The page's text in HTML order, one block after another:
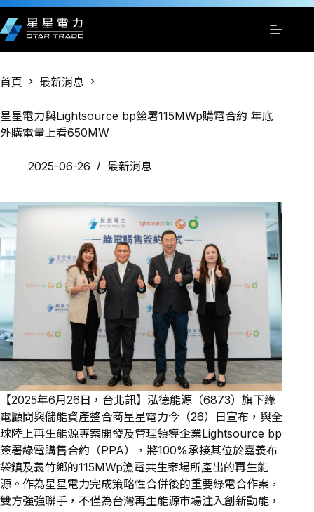
跳
至
主
內
首頁 最新消息
星星電力與Lightsource bp簽署115MWp購電合約 年底
外購電量上看650MW
2025-06-26 最新消息
【2025年6月26日，台北訊】泓德能源（6873）旗下綠
電顧問與儲能資產整合商星星電力今（26）日宣布，與全
球陸上再生能源專案開發及管理領導企業Lightsource bp
簽署綠電購售合約（PPA），將100%承接其位於嘉義布
袋鎮及義竹鄉的115MWp漁電共生案場所產出的再生能
源。作為星星電力完成策略性合併後的重要綠電合作案，
雙方強強聯手，不僅為台灣再生能源市場注入創新動能，